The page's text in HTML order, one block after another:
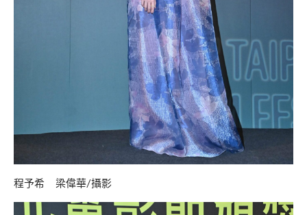
程予希 梁偉華/攝影